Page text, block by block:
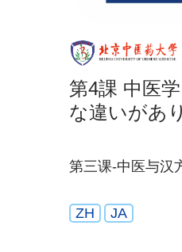
第4課 中医
な違いがあ
第三课-中医与汉
ZH JA